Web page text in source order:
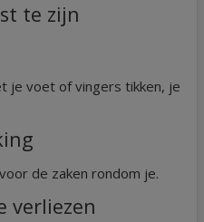
te zijn
je voet of vingers tikken, je
de zaken rondom je.
verliezen